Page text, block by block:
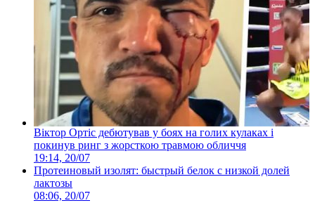
Віктор Ортіс дебютував у боях на голих кулаках і
покинув ринг з жорсткою травмою обличчя
19:14, 20/07
Протеиновый изолят: быстрый белок с низкой долей
лактозы
08:06, 20/07